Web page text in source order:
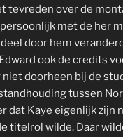
tevreden over de
met de her
door hem
ook de credits
niet doorheen bij de
tussen
dat Kaye eigenlijk zijn
titelrol wilde. Daar